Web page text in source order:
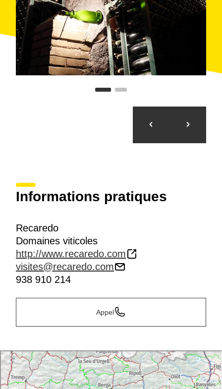
international en agriculture biodynamique Demeter.
La visite aux caves offre un parcours souterrain
complet aux équipements de l'entreprise qui se
trouve au centre-ville deSant Sadurní d'Anoia
ces locaux est réalisé tout leprocessus du cava
depuis l'arrivée des raisins jusqu'à l'étiquetage des
bouteilles, en passant par l'élevage en lattes et la
avec le visiteur, enrichie avec l'installation de
Informations pratiques
Recaredo
Domaines viticoles
http://www.recaredo.com
visites@recaredo.com
938 910 214
Appel